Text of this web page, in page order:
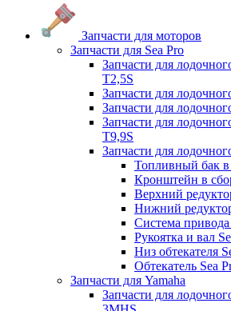
Запчасти для моторов
Запчасти для Sea Pro
Запчасти для
Т2,5S
Запчасти для
Запчасти для
Запчасти для
T9,9S
Запчасти для
Топливный бак в
Кронштейн в
Верхний
Нижний
Система привода
Рукоятка и вал
Низ обтекателя
Обтекатель Sea
Запчасти для Yamaha
Запчасти для